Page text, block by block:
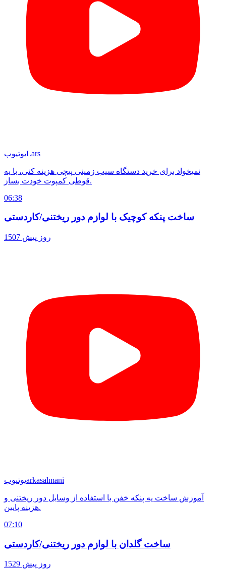
یوتیوبLars
نمیخواد برای خرید دستگاه سیب زمینی پیچی هزینه کنی، با یه
قوطی کمپوت خودت بساز.
06:38
ساخت پنکه کوچیک با لوازم دور ریختنی/کاردستی
1507 روز پیش
یوتیوبarkasalmani
آموزش ساخت یه پنکه خفن با استفاده از وسایل دور ریختنی و
هزینه پایین.
07:10
ساخت گلدان با لوازم دور ریختنی/کاردستی
1529 روز پیش